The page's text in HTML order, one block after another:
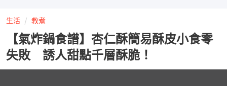
生活 教煮
【氣炸鍋食譜】杏仁酥簡易酥皮小食零
失敗 誘人甜點千層酥脆！